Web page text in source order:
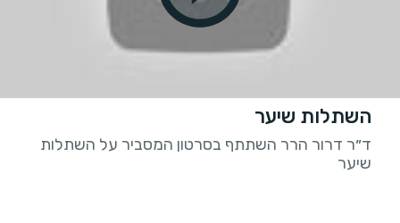
השתלות שיער
ד״ר דרור הרר השתתף בסרטון המסביר על השתלות
שיער